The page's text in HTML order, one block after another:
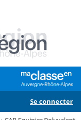
Se connecter